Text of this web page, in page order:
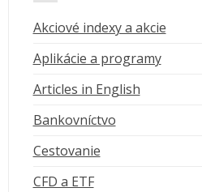
Akciové indexy a akcie
Aplikácie a programy
Articles in English
Bankovníctvo
Cestovanie
CFD a ETF